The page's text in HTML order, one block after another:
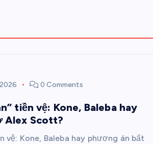
0 Comments
tiền vệ: Kone, Baleba hay
Alex Scott?
vệ: Kone, Baleba hay phương án bất